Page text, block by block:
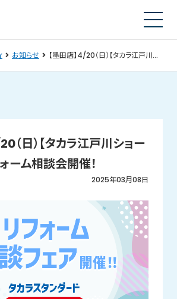
お知らせ 【墨田店】4/20（日）【タカラ江戸川ショールーム】リフォーム相談会開催！
（日）【タカラ江戸川ショー
ーム相談会開催！
2025年03月08日